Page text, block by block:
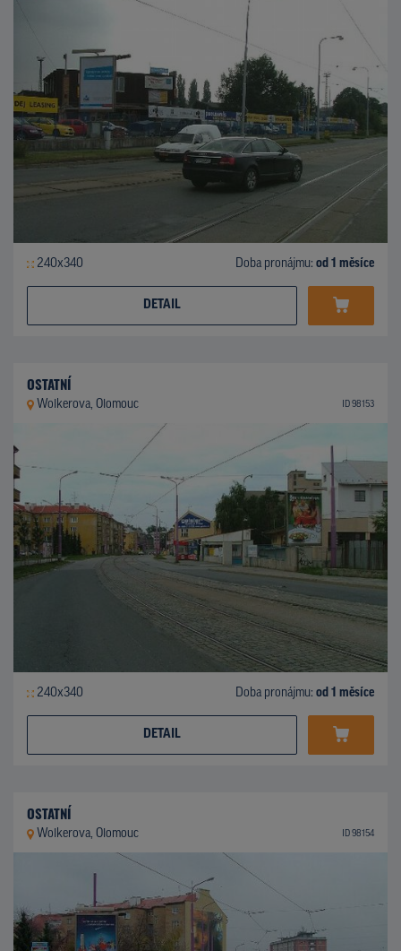
240x340 Doba pronájmu: od 1 měsíce
DETAIL
OSTATNÍ
Wolkerova, Olomouc ID 98153
240x340 Doba pronájmu: od 1 měsíce
DETAIL
OSTATNÍ
Wolkerova, Olomouc ID 98154